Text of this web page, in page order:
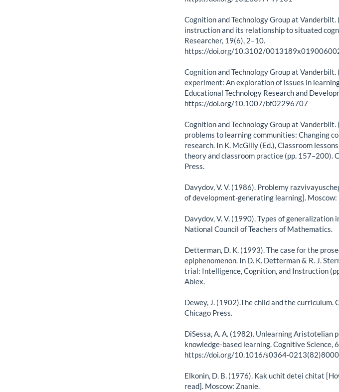
Cognition and Technology Group at
instruction and its relationship to situated
Researcher, 19(6), 2–10.
https://doi.org/10.3102/
Cognition and Technology Group at Vanderbilt.
experiment: An exploration of issues in
Educational Technology Research and
https://doi.org/10.1007/bf02296707
Cognition and Technology Group at
problems to learning communities: Changing
research. In K. McGilly (Ed.), Classroom
theory and classroom practice (pp. 157–200).
Press.
Davydov, V. V. (1986). Problemy
of development-generating learning]. Moscow:
Davydov, V. V. (1990). Types of generalization
National Council of Teachers of Mathematics.
Detterman, D. K. (1993). The case for the
epiphenomenon. In D. K. Detterman & R. J.
trial: Intelligence, Cognition, and Instruction
Ablex.
Dewey, J. (1902).The child and the curriculum.
Chicago Press.
DiSessa, A. A. (1982). Unlearning Aristotelian
knowledge-based learning. Cognitive Science,
https://doi.org/10.1016/s0364-
Elkonin, D. B. (1976). Kak uchit detei chitat
read]. Moscow: Znanie.